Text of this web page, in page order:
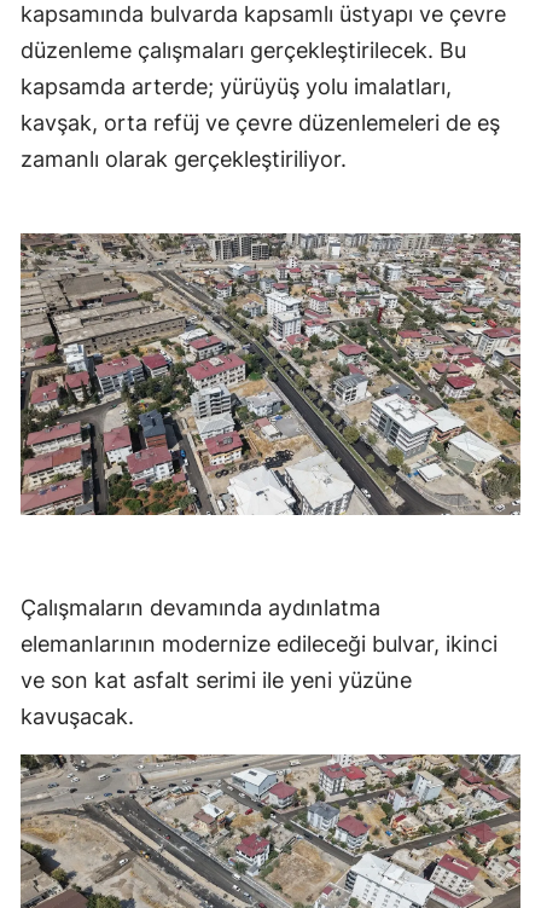
kapsamında bulvarda kapsamlı üstyapı ve çevre
düzenleme çalışmaları gerçekleştirilecek. Bu
kapsamda arterde; yürüyüş yolu imalatları,
kavşak, orta refüj ve çevre düzenlemeleri de eş
zamanlı olarak gerçekleştiriliyor.
Çalışmaların devamında aydınlatma
elemanlarının modernize edileceği bulvar, ikinci
ve son kat asfalt serimi ile yeni yüzüne
kavuşacak.